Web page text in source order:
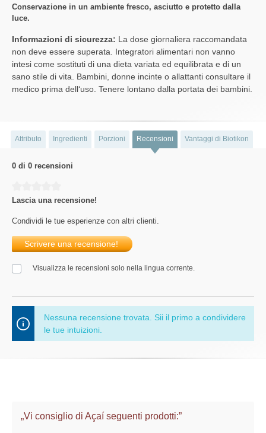
Conservazione in un ambiente fresco, asciutto e protetto dalla
luce.
Informazioni di sicurezza: La dose giornaliera raccomandata
non deve essere superata. Integratori alimentari non vanno
intesi come sostituti di una dieta variata ed equilibrata e di un
sano stile di vita. Bambini, donne incinte o allattanti consultare il
medico prima dell‘uso. Tenere lontano dalla portata dei bambini.
Attributo Ingredienti Porzioni Recensioni Vantaggi di Biotikon
0 di 0 recensioni
Lascia una recensione!
Condividi le tue esperienze con altri clienti.
Scrivere una recensione!
Visualizza le recensioni solo nella lingua corrente.
Nessuna recensione trovata. Sii il primo a condividere
le tue intuizioni.
„Vi consiglio di Açaí seguenti prodotti:”